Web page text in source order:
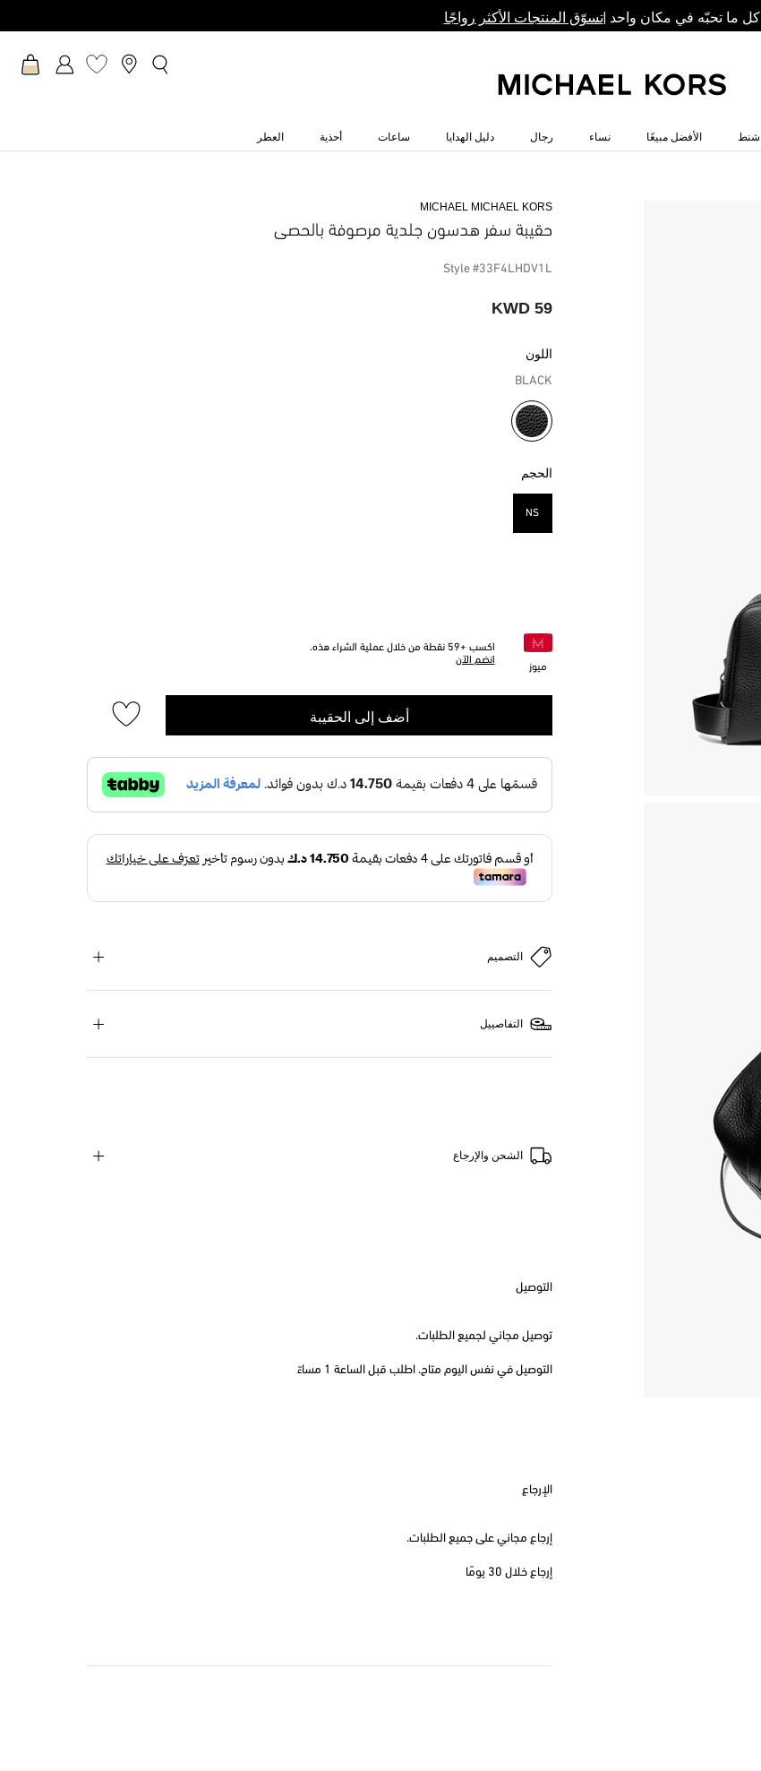
كل ما تحبّه في مكان واحد |تسوّق المنتجات الأكثر رواجًا
شنط الأفضل مبيعًا نساء رجال دليل الهدايا ساعات أحذية العطر
MICHAEL MICHAEL KORS
حقيبة سفر هدسون جلدية مرصوفة بالحصى
Style #33F4LHDV1L
59 KWD
اللون
BLACK
مختار
الحجم
NS
ميوز
اكسب +59 نقطة من خلال عملية الشراء هذه.
انضم الآن
أضف إلى الحقيبة
التصميم
التفاصييل
الشحن والإرجاع
التوصيل
توصيل مجاني لجميع الطلبات.
التوصيل في نفس اليوم متاح. اطلب قبل الساعة 1 مساءً
الإرجاع
إرجاع مجاني على جميع الطلبات.
إرجاع خلال 30 يومًا